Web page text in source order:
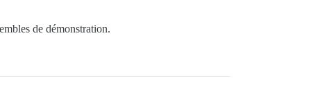
de démonstration.